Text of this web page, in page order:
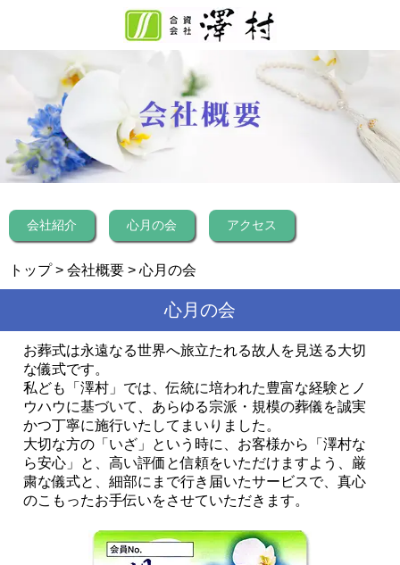
会社紹介 心月の会 アクセス
トップ> 会社概要 > 心月の会
心月の会
お葬式は永遠なる世界へ旅立たれる故人を見送る大切
な儀式です。
私ども「澤村」では、伝統に培われた豊富な経験とノ
ウハウに基づいて、あらゆる宗派・規模の葬儀を誠実
かつ丁寧に施行いたしてまいりました。
大切な方の「いざ」という時に、お客様から「澤村な
ら安心」と、高い評価と信頼をいただけますよう、厳
粛な儀式と、細部にまで行き届いたサービスで、真心
のこもったお手伝いをさせていただきます。